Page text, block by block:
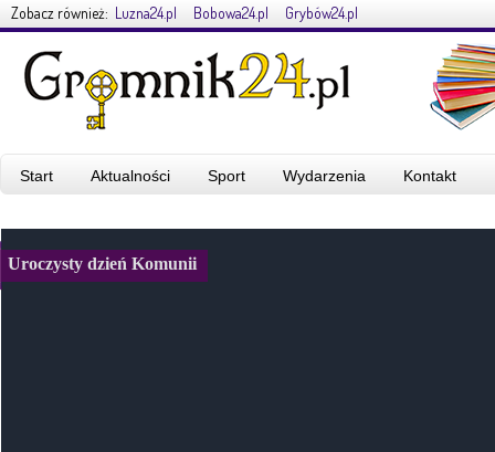
Zobacz również: Luzna24.pl Bobowa24.pl Grybów24.pl
Start Aktualności Sport Wydarzenia Kontakt
Uroczysty dzień Komunii